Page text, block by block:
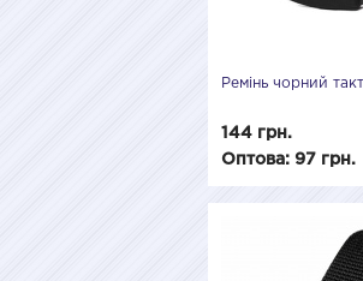
Ремінь чорний
144 грн.
Оптова: 97 грн.